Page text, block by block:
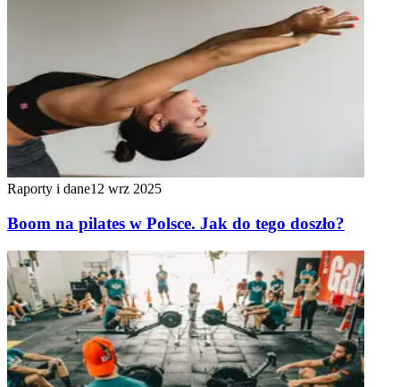
Raporty i dane12 wrz 2025
Boom na pilates w Polsce. Jak do tego doszło?